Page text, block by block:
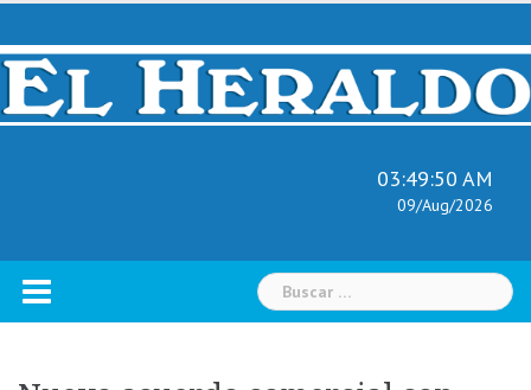
Skip
content
03:49:51 AM
09/Aug/2026
Buscar: